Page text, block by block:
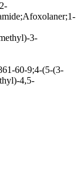
3-
60-9;4-(5-(3-
4,5-